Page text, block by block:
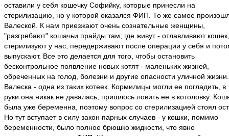
оставили у себя кошечку Софийку, которые принесли на
стерилизацию, но у которой оказался ФИП. То же самое
Валеской. К нам приезжают очень сознательные женщины,
"разгребают" кошачьи прайды там, где живут - отлавливают кошек,
стерилизуют у нас, передерживают после операции у себя и
выпускают. Все это делается для того, чтобы остановить
бесконтрольное появление новых котят - маленьких жизней,
обреченных на голод, болезни и другие опасности уличной жизни.
Валеска - одна из таких котеек. Кормилицы могли ее погладить, в
руки она никак не давалась, пришлось ловить ее в котоловку.
была уже беременна, поэтому вопрос со стерилизацией стоял
Но тут вступает в силу закон парных случаев - у кошки, помимо
беременности, было полное брюшко жидкости, что явно